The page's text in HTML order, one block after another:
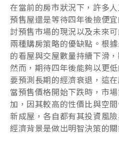
在當前的房市狀況下，許多
預售屋還是等待四年後撿便
討預售市場的現況以及未來
兩種購房策略的優缺點。根
的看屋與交屋數量持續下滑
然而，期待四年後能夠以更
要預測長期的經濟衰退，這
當預售價格開始下跌時，市
加，因其較高的性價比與空
新成屋，各自都有其投資風
經濟背景是做出明智決策的關